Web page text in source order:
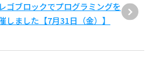
ゴブロックでプログラミングを
ました【7月31日（金）】